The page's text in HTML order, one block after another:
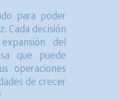
para poder
Cada decisión
del
que puede
operaciones
de crecer